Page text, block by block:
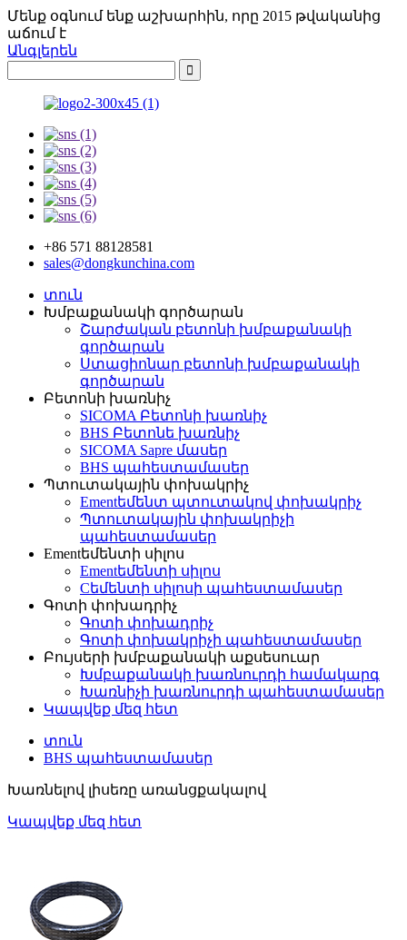
Մենք օգնում ենք աշխարհին, որը 2015 թվականից
աճում է
Անգլերեն
+86 571 88128581
sales@dongkunchina.com
տուն
Խմբաքանակի գործարան
Շարժական բետոնի խմբաքանակի
գործարան
Ստացիոնար բետոնի խմբաքանակի
գործարան
Բետոնի խառնիչ
SICOMA Բետոնի խառնիչ
BHS Բետոնե խառնիչ
SICOMA Sapre մասեր
BHS պահեստամասեր
Պտուտակային փոխակրիչ
Ementեմենտ պտուտակով փոխակրիչ
Պտուտակային փոխակրիչի
պահեստամասեր
Ementեմենտի սիլոս
Ementեմենտի սիլոս
Cեմենտի սիլոսի պահեստամասեր
Գոտի փոխադրիչ
Գոտի փոխադրիչ
Գոտի փոխակրիչի պահեստամասեր
Բույսերի խմբաքանակի աքսեսուար
Խմբաքանակի խառնուրդի համակարգ
Խառնիչի խառնուրդի պահեստամասեր
Կապվեք մեզ հետ
տուն
BHS պահեստամասեր
Խառնելով լիսեռը առանցքակալով
Կապվեք մեզ հետ